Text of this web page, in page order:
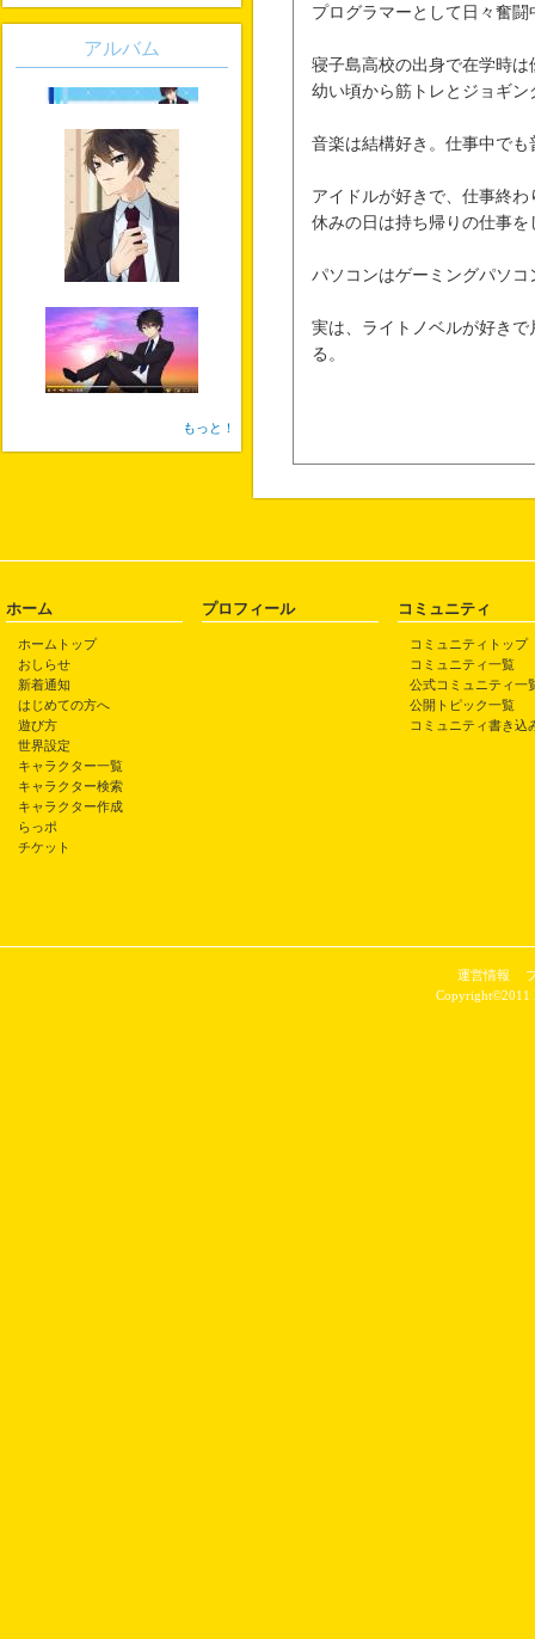
プログラマーとして日々奮闘
寝子島高校の出身で在学時
幼い頃から筋トレとジョギ
音楽は結構好き。仕事中でも
アイドルが好きで、仕事終
休みの日は持ち帰りの仕事
パソコンはゲーミングパソ
実は、ライトノベルが好き
る。
アルバム
もっと！
ホーム
ホームトップ
おしらせ
新着通知
はじめての方へ
遊び方
世界設定
キャラクター一覧
キャラクター検索
キャラクター作成
らっポ
チケット
プロフィール コミュニティ
コミュニティトップ
コミュニティ一覧
公式コミュニティ一
公開トピック一覧
コミュニティ書き込
運営情報
Copyright©2011